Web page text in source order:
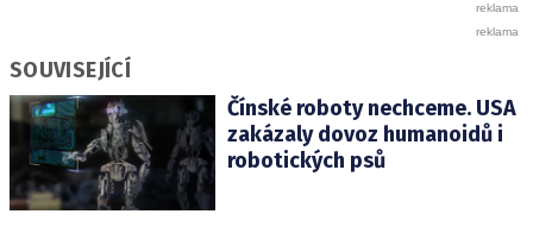
SOUVISEJÍCÍ
Čínské roboty nechceme. USA
zakázaly dovoz humanoidů i
robotických psů